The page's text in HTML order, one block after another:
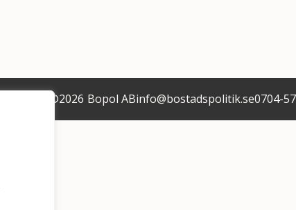
©2026 Bopol ABinfo@bostadspolitik.se0704-